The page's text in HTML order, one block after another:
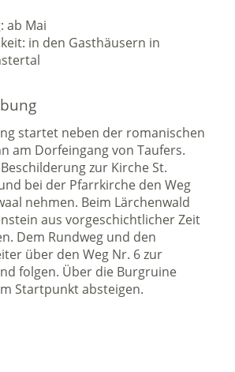
ab Mai
in den Gasthäusern in
startet neben der romanischen
am Dorfeingang von Taufers.
zur Kirche St.
bei der Pfarrkirche den Weg
nehmen. Beim Lärchenwald
aus vorgeschichtlicher Zeit
Dem Rundweg und den
über den Weg Nr. 6 zur
folgen. Über die Burgruine
Startpunkt absteigen.